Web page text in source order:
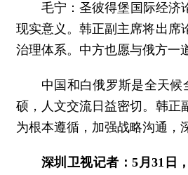
毛宁：圣彼得堡国际经济
现实意义。韩正副主席将出席
治理体系。中方也愿与俄方一
中国和白俄罗斯是全天
硕，人文交流日益密切。韩正
为根本遵循，加强战略沟通，
深圳卫视记者：5月31日